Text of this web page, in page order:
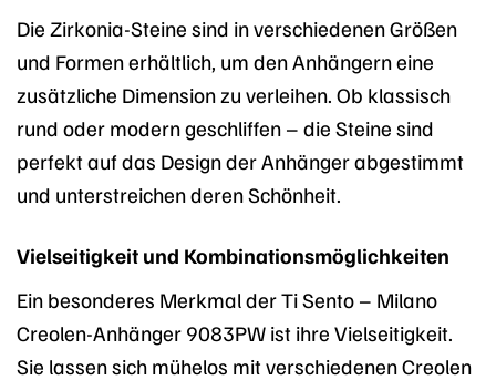
Die Zirkonia-Steine sind in verschiedenen Größen
und Formen erhältlich, um den Anhängern eine
zusätzliche Dimension zu verleihen. Ob klassisch
rund oder modern geschliffen – die Steine sind
perfekt auf das Design der Anhänger abgestimmt
und unterstreichen deren Schönheit.
Vielseitigkeit und Kombinationsmöglichkeiten
Ein besonderes Merkmal der Ti Sento – Milano
Creolen-Anhänger 9083PW ist ihre Vielseitigkeit.
Sie lassen sich mühelos mit verschiedenen Creolen